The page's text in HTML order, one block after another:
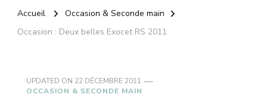
Accueil
Occasion & Seconde main
Occasion : Deux belles Exocet RS 2011
UPDATED ON 22 DÉCEMBRE 2011
OCCASION & SECONDE MAIN